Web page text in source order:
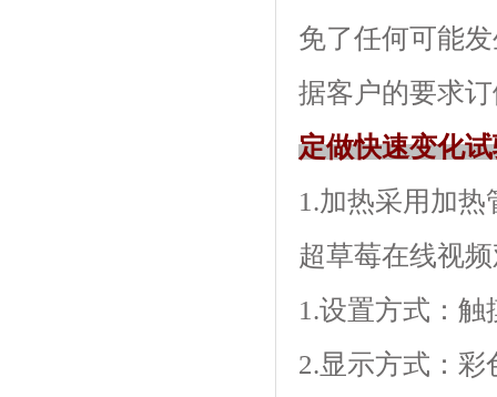
免了任何可能发
据客户的要求订做
定做快速变化
1.加热采用加热
超草莓在线视
1.设置方式：触
2.显示方式：